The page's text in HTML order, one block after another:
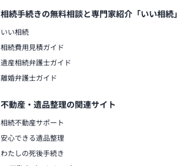
相続手続きの無料相談と専門家紹介「いい相続」
いい相続
相続費用見積ガイド
遺産相続弁護士ガイド
離婚弁護士ガイド
不動産・遺品整理の関連サイト
相続不動産サポート
安心できる遺品整理
わたしの死後手続き